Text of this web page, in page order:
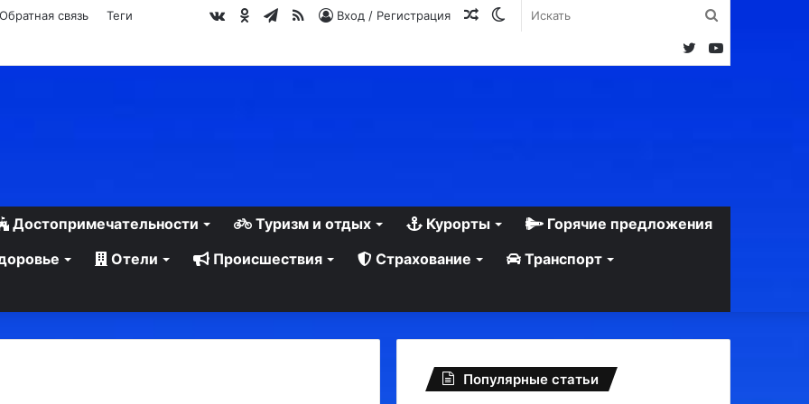
Обратная связь Теги
Switch
Случайная
Вход / Регистрация
RSS
Telegram
Одноклассники
vk.com
YouTube
Twitter
Достопримечательности Туризм и отдых Курорты
Горячие предложения
Отели Происшествия Страхование Транспорт
Популярные статьи